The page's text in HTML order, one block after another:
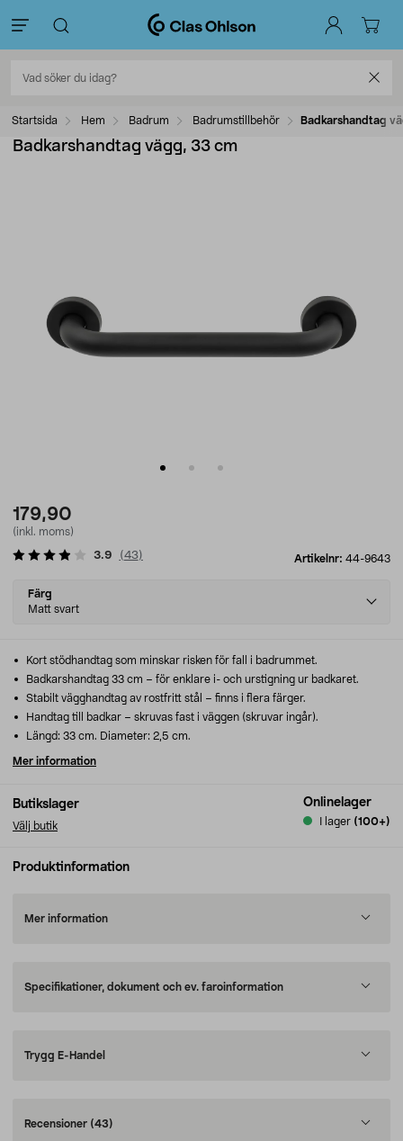
Startsida Hem Badrum Badrumstillbehör Badkarshandtag
Badkarshandtag vägg, 33 cm
179,90
(inkl. moms)
Artikelnr: 44-9643
3.9 (43)
Select
variant
Färg
Matt svart
Butikslager
Välj butik
Onlinelager
I lager (100+)
Kort stödhandtag som minskar risken för fall i badrummet.
Badkarshandtag 33 cm – för enklare i- och urstigning ur badkaret.
Stabilt vägghandtag av rostfritt stål – finns i flera färger.
Handtag till badkar – skruvas fast i väggen (skruvar ingår).
Längd: 33 cm. Diameter: 2,5 cm.
Mer information
Produktinformation
Mer information
Specifikationer, dokument och ev. faroinformation
Trygg E-Handel
Recensioner (43)